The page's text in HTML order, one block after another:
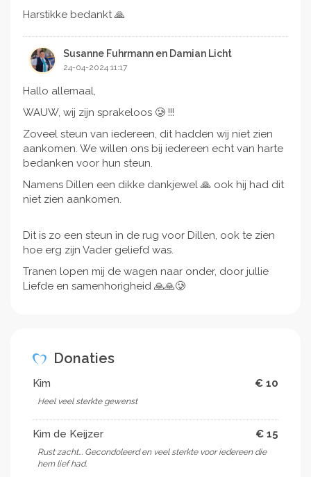
Harstikke bedankt 🙏
Susanne Fuhrmann en Damian Licht
24-04-2024 11:17
Hallo allemaal,
WAUW, wij zijn sprakeloos 🥲 !!!
Zoveel steun van iedereen, dit hadden wij niet zien
aankomen. We willen ons bij iedereen echt van harte
bedanken voor hun steun.
Namens Dillen een dikke dankjewel 🙏 ook hij had dit
niet zien aankomen.
Dit is zo een steun in de rug voor Dillen, ook te zien
hoe erg zijn Vader geliefd was.
Tranen lopen mij de wagen naar onder, door jullie
Liefde en samenhorigheid 🙏🙏🥲
Donaties
Kim € 10
Heel veel sterkte gewenst
Kim de Keijzer € 15
Rust zacht... Gecondoleerd en veel sterkte voor iedereen die
hem lief had.